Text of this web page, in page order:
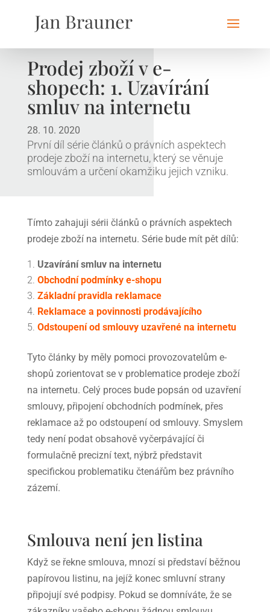
Prodej zboží v e-
shopech: 1. Uzavírání
smluv na internetu
28. 10. 2020
První díl série článků o právních aspektech
prodeje zboží na internetu, který se věnuje
smlouvám a určení okamžiku jejich vzniku.
Tímto zahajuji sérii článků o právních aspektech
prodeje zboží na internetu. Série bude mít pět dílů:
Uzavírání smluv na internetu
Obchodní podmínky e-shopu
Základní pravidla reklamace
Reklamace a povinnosti prodávajícího
Odstoupení od smlouvy uzavřené na internetu
Tyto články by měly pomoci provozovatelům e-
shopů zorientovat se v problematice prodeje zboží
na internetu. Celý proces bude popsán od uzavření
smlouvy, připojení obchodních podmínek, přes
reklamace až po odstoupení od smlouvy. Smyslem
tedy není podat obsahově vyčerpávající či
formulačně precizní text, nýbrž představit
specifickou problematiku čtenářům bez právního
zázemí.
Smlouva není jen listina
Když se řekne smlouva, mnozí si představí běžnou
papírovou listinu, na jejíž konec smluvní strany
připojují své podpisy. Pokud se domníváte, že se